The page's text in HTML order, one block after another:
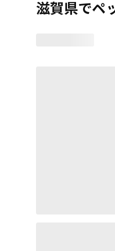
滋賀県でペ